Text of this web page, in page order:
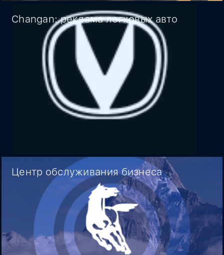
Changan: реклама легковых авто
Центр обслуживания бизнеса